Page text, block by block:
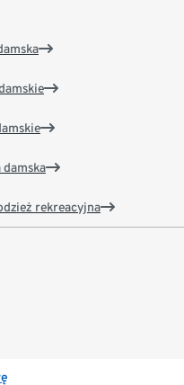
rekreacyjna